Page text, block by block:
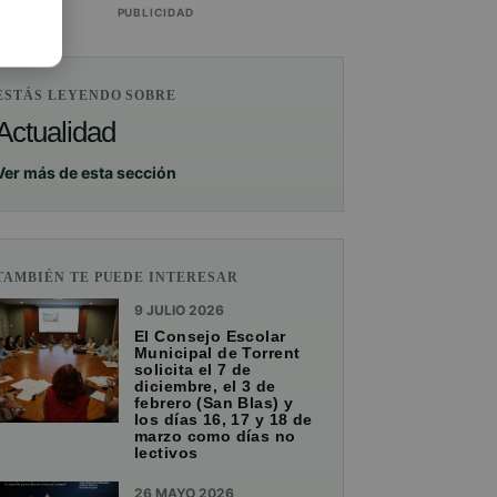
PUBLICIDAD
LEYENDO SOBRE
más de esta sección
TE PUEDE INTERESAR
9 JULIO 2026
El Consejo Escolar
Municipal de Torrent
solicita el 7 de
diciembre, el 3 de
febrero (San Blas) y
los días 16, 17 y 18 de
marzo como días no
lectivos
26 MAYO 2026